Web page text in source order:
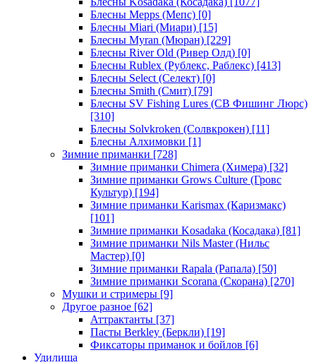
Блесны Mepps (Мепс) [0]
Блесны Miari (Миари) [15]
Блесны Myran (Мюран) [229]
Блесны River Old (Ривер Олд) [0]
Блесны Rublex (Рублекс, Раблекс) [413]
Блесны Select (Селект) [0]
Блесны Smith (Смит) [79]
Блесны SV Fishing Lures (СВ Фишинг Люрс)
[310]
Блесны Solvkroken (Солвкрокен) [11]
Блесны Алхимовки [1]
Зимние приманки [728]
Зимние приманки Chimera (Химера) [32]
Зимние приманки Grows Culture (Гровс
Культур) [194]
Зимние приманки Karismax (Каризмакс)
[101]
Зимние приманки Kosadaka (Косадака) [81]
Зимние приманки Nils Master (Нильс
Мастер) [0]
Зимние приманки Rapala (Рапала) [50]
Зимние приманки Scorana (Скорана) [270]
Мушки и стримеры [9]
Другое разное [62]
Аттрактанты [37]
Пасты Berkley (Беркли) [19]
Фиксаторы приманок и бойлов [6]
Удилища